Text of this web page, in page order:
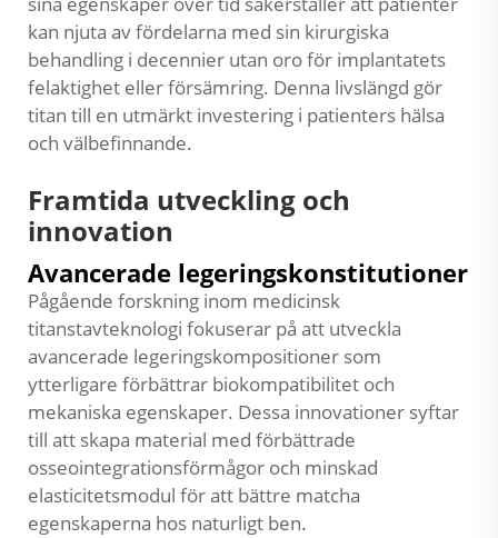
kan njuta av fördelarna med sin kirurgiska
behandling i decennier utan oro för implantatets
felaktighet eller försämring. Denna livslängd gör
titan till en utmärkt investering i patienters hälsa
och välbefinnande.
Framtida utveckling och
innovation
Avancerade legeringskonstitutioner
Pågående forskning inom medicinsk
titanstavteknologi fokuserar på att utveckla
avancerade legeringskompositioner som
ytterligare förbättrar biokompatibilitet och
mekaniska egenskaper. Dessa innovationer syftar
till att skapa material med förbättrade
osseointegrationsförmågor och minskad
elasticitetsmodul för att bättre matcha
egenskaperna hos naturligt ben.